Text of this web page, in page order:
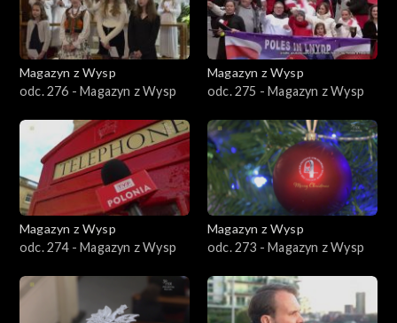
Magazyn z Wysp
odc. 276 - Magazyn z Wysp
Magazyn z Wysp
odc. 275 - Magazyn z Wysp
Magazyn z Wysp
odc. 274 - Magazyn z Wysp
Magazyn z Wysp
odc. 273 - Magazyn z Wysp